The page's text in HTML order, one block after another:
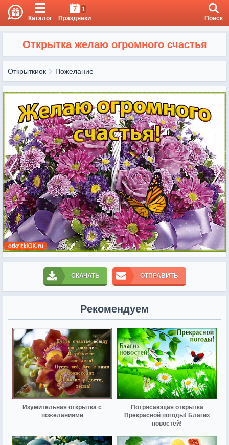
Каталог
7 1
Праздники Поиск
Открытка желаю огромного счастья
Открыткиок Пожелание
СКАЧАТЬ ОТПРАВИТЬ
Рекомендуем
Изумительная открытка с
пожеланиями
Потрясающая открытка
Прекрасной погоды! Благих
новостей!